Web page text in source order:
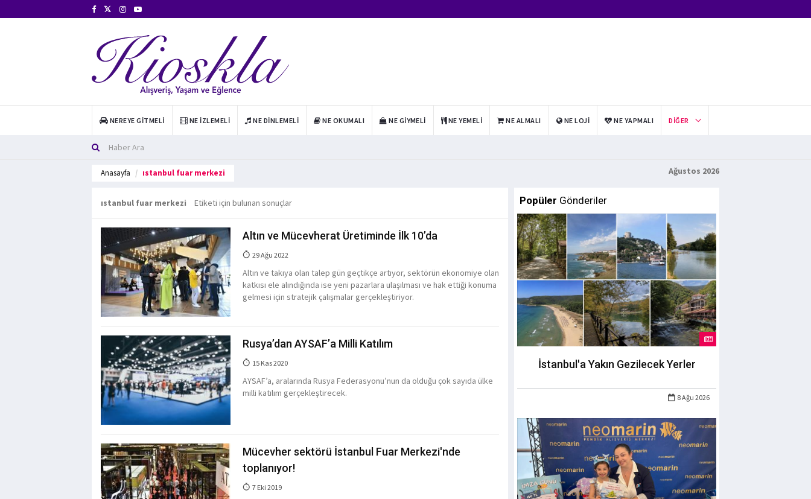
NEREYE GITMELI NE İZLEMELI NE DINLEMELI NE OKUMALI NE GIYMELI NE YEMELI NE ALMALI NE LOJI NE YAPMALI DIĞER
Anasayfa ıstanbul fuar merkezi Ağustos 2026
ıstanbul fuar merkezi Etiketi için bulunan sonuçlar
Altın ve Mücevherat Üretiminde İlk 10’da
29 Ağu 2022
Altın ve takıya olan talep gün geçtikçe artıyor, sektörün ekonomiye olan
katkısı ele alındığında ise yeni pazarlara ulaşılması ve hak ettiği konuma
gelmesi için stratejik çalışmalar gerçekleştiriyor.
Rusya’dan AYSAF’a Milli Katılım
15 Kas 2020
AYSAF’a, aralarında Rusya Federasyonu’nun da olduğu çok sayıda ülke
milli katılım gerçekleştirecek.
Mücevher sektörü İstanbul Fuar Merkezi'nde
toplanıyor!
7 Eki 2019
Popüler Gönderiler
İstanbul'a Yakın Gezilecek Yerler
8 Ağu 2026